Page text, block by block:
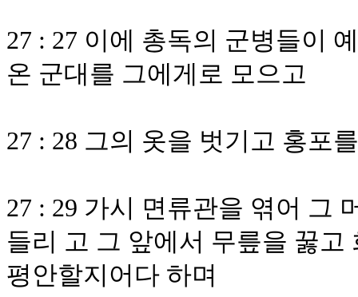
27 : 27 이에 총독의 군병들이
온 군대를 그에게로 모으고
27 : 28 그의 옷을 벗기고 홍포
27 : 29 가시 면류관을 엮어 그
들리 고 그 앞에서 무릎을 꿇
평안할지어다 하며